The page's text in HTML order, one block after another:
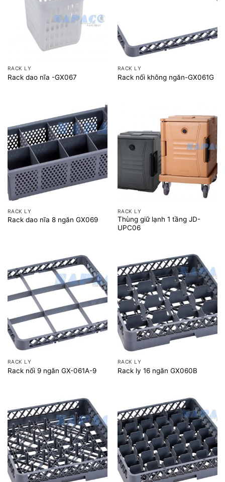
RACK LY
Rack dao nĩa -GX067
RACK LY
Rack nối không ngăn-GX061G
RACK LY
Rack dao nĩa 8 ngăn GX069
RACK LY
Thùng giữ lạnh 1 tầng JD-
UPC06
RACK LY
Rack nối 9 ngăn GX-061A-9
RACK LY
Rack ly 16 ngăn GX060B